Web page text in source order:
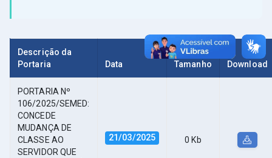
Descrição da
Portaria
Data Tamanho Download
PORTARIA Nº
106/2025/SEMED:
CONCEDE
MUDANÇA DE
CLASSE AO
SERVIDOR QUE
21/03/2025 0 Kb